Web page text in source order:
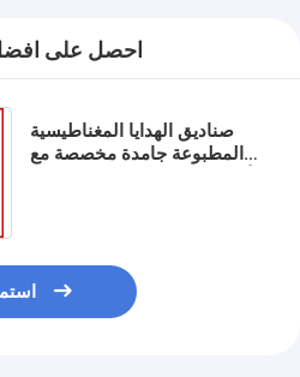
احصل على
صناديق الهدايا المغناطيسية
المطبوعة جامدة مخصصة مع